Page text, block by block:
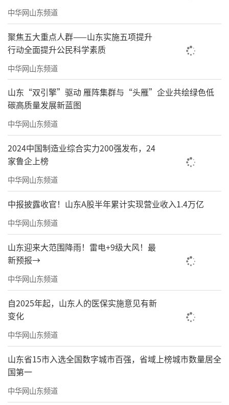
中华网山东频道
聚焦五大重点人群——山东实施五项提升
行动全面提升公民科学素质
中华网山东频道
山东“双引擎”驱动 雁阵集群与“头雁”企业共绘绿色低
碳高质量发展新蓝图
中华网山东频道
2024中国制造业综合实力200强发布，24
家鲁企上榜
中华网山东频道
中报披露收官！山东A股半年累计实现营业收入1.4万亿
中华网山东频道
山东迎来大范围降雨！雷电+9级大风！最
新预报→
中华网山东频道
自2025年起，山东人的医保实施意见有新
变化
中华网山东频道
山东省15市入选全国数字城市百强，省域上榜城市数量居全
国第一
中华网山东频道